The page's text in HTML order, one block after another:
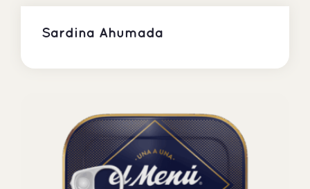
Sardina Ahumada